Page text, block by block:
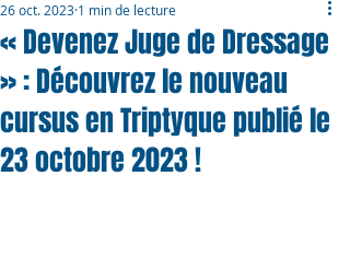
« Devenez Juge de Dressage
» : Découvrez le nouveau
cursus en Triptyque publié le
23 octobre 2023 !
26 oct. 2023 1 min de lecture